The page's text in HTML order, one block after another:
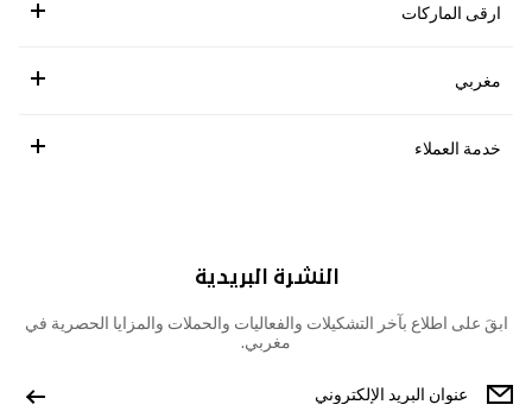
ارقى الماركات
مغربي
خدمة العملاء
النشرة البريدية
ابقَ على اطلاع بآخر التشكيلات والفعاليات والحملات والمزايا الحصرية في
مغربي.